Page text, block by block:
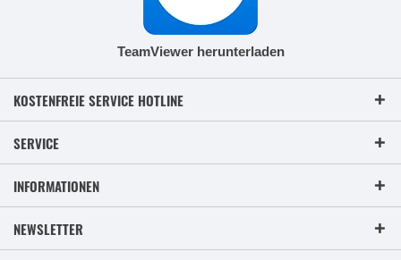
TeamViewer herunterladen
KOSTENFREIE SERVICE HOTLINE
SERVICE
INFORMATIONEN
NEWSLETTER